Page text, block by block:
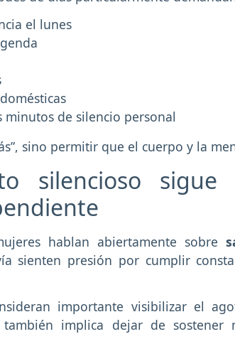
el lunes
minutos de silencio personal
sino permitir que el cuerpo y la
silencioso sigue
hablan abiertamente sobre
sienten presión por cumplir
importante visibilizar el
también implica dejar de sostener